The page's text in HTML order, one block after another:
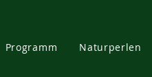
Programm Naturperlen